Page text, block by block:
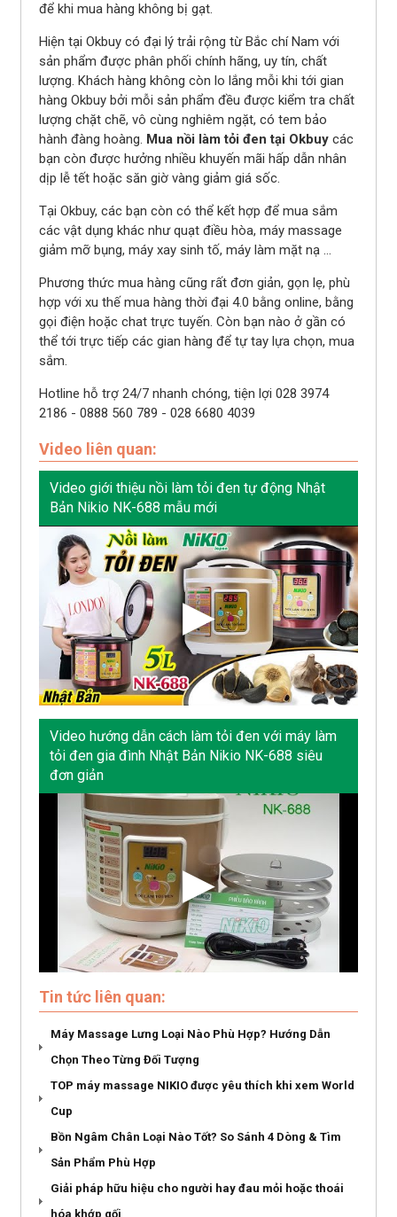
để khi mua hàng không bị gạt.
Hiện tại Okbuy có đại lý trải rộng từ Bắc chí Nam với
sản phẩm được phân phối chính hãng, uy tín, chất
lượng. Khách hàng không còn lo lắng mỗi khi tới gian
hàng Okbuy bởi mỗi sản phẩm đều được kiểm tra chất
lượng chặt chẽ, vô cùng nghiêm ngặt, có tem bảo
hành đàng hoàng. Mua nồi làm tỏi đen tại Okbuy các
bạn còn được hưởng nhiều khuyến mãi hấp dẫn nhân
dịp lễ tết hoặc săn giờ vàng giảm giá sốc.
Tại Okbuy, các bạn còn có thể kết hợp để mua sắm
các vật dụng khác như quạt điều hòa, máy massage
giảm mỡ bụng, máy xay sinh tố, máy làm mặt nạ …
Phương thức mua hàng cũng rất đơn giản, gọn lẹ, phù
hợp với xu thế mua hàng thời đại 4.0 bằng online, bằng
gọi điện hoặc chat trực tuyến. Còn bạn nào ở gần có
thể tới trực tiếp các gian hàng để tự tay lựa chọn, mua
sắm.
Hotline hỗ trợ 24/7 nhanh chóng, tiện lợi 028 3974
2186 - 0888 560 789 - 028 6680 4039
Video liên quan:
Video giới thiệu nồi làm tỏi đen tự động Nhật
Bản Nikio NK-688 mẫu mới
Video hướng dẫn cách làm tỏi đen với máy làm
tỏi đen gia đình Nhật Bản Nikio NK-688 siêu
đơn giản
Tin tức liên quan:
Máy Massage Lưng Loại Nào Phù Hợp? Hướng Dẫn
Chọn Theo Từng Đối Tượng
TOP máy massage NIKIO được yêu thích khi xem World
Cup
Bồn Ngâm Chân Loại Nào Tốt? So Sánh 4 Dòng & Tìm
Sản Phẩm Phù Hợp
Giải pháp hữu hiệu cho người hay đau mỏi hoặc thoái
hóa khớp gối